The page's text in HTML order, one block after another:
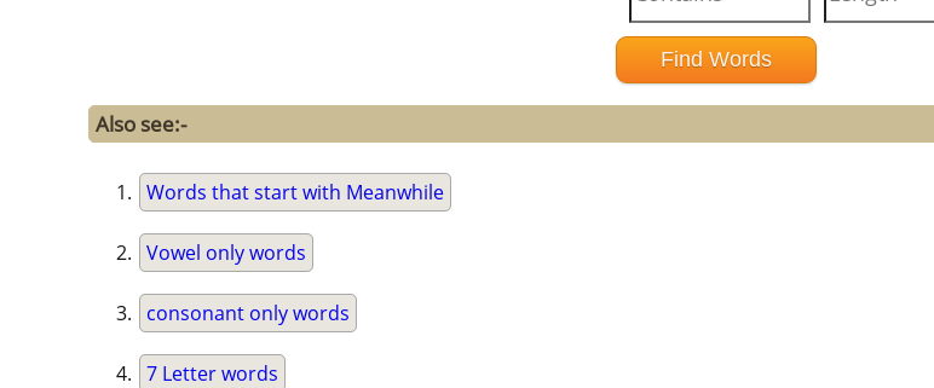
Also see:-
Words that start with Meanwhile
Vowel only words
consonant only words
7 Letter words